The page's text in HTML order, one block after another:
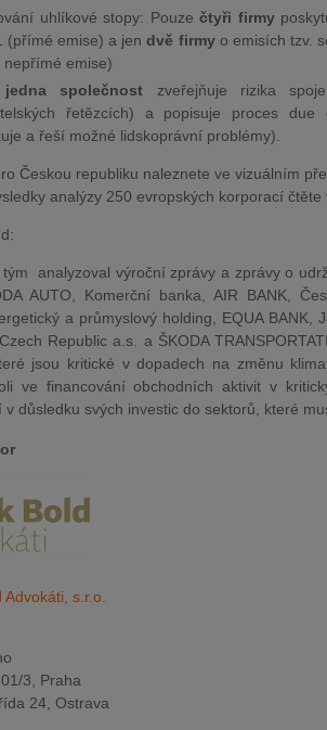
uhlíkové stopy: Pouze čtyři firmy
(přímé emise) a jendvě firmyo emisích tzv.
nepřímé emise)
jedna společnost zveřejňuje rizika
řetězcích) a popisuje proces
a řeší možné lidskoprávní problémy).
Českou republiku naleznete ve vizuálním
analýzy 250 evropských korporací čtěte
analyzoval výroční zprávy a zprávy o
AUTO, Komerční banka, AIR BANK,
a průmyslový holding, EQUA BANK,
Republic a.s. a ŠKODA
jsou kritické v dopadech na změnu
ve financování obchodních aktivit v
v důsledku svých investic do sektorů, které
s.r.o.
3, Praha
24, Ostrava